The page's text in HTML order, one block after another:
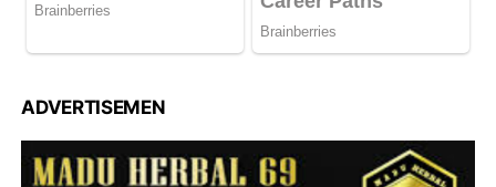
ADVERTISEMEN